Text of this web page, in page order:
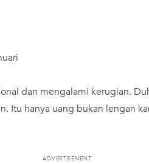
dan mengalami kerugian.
Itu hanya uang bukan lengan
ADVERTISEMENT